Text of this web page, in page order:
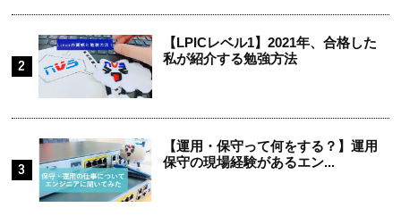
【LPICレベル1】2021年、合格した
私が紹介する勉強方法
【運用・保守って何をする？】運用
保守の現場経験があるエン...